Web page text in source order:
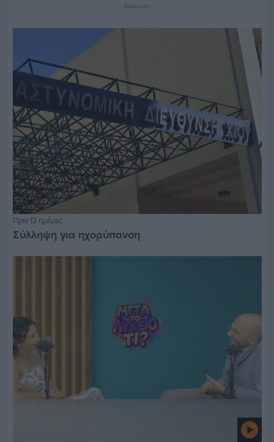
Διαφήμιση
Πριν 13 ημέρες
Σύλληψη για ηχορύπανση